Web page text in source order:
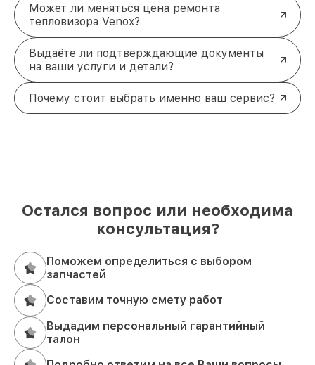
Может ли меняться цена ремонта
тепловизора Venox?
Выдаёте ли подтверждающие документы
на ваши услуги и детали?
Почему стоит выбрать именно ваш сервис?
Остался вопрос или необходима
консультация?
Поможем определиться с выбором
запчастей
Составим точную смету работ
Выдадим персональный гарантийный
талон